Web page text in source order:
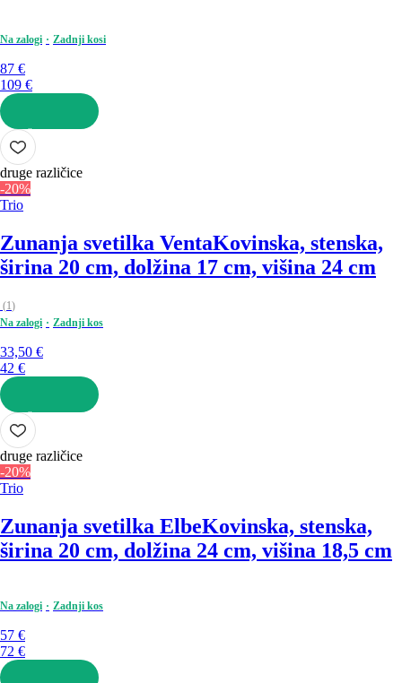
Na zalogi Zadnji kosi
87 €
109 €
V KOŠARICO
druge različice
-20%
Trio
Zunanja svetilka VentaKovinska, stenska,
širina 20 cm, dolžina 17 cm, višina 24 cm
(1)
Na zalogi
Zadnji kos
33,50 €
42 €
V KOŠARICO
druge različice
-20%
Trio
Zunanja svetilka ElbeKovinska, stenska,
širina 20 cm, dolžina 24 cm, višina 18,5 cm
Na zalogi Zadnji kos
57 €
72 €